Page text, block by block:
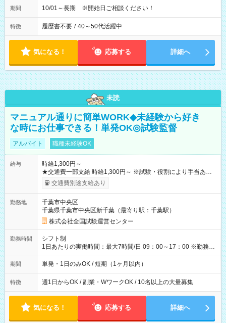
期間 10/01～長期 ※開始日ご相談ください！
特徴 履歴書不要 / 40～50代活躍中
気になる！ 応募する 詳細へ
未読
マニュアル通りに簡単WORK◆未経験から好き
な時にお仕事できる！単発OK◎試験監督
アルバイト 職種未経験OK
給与
時給1,300円～
★交通費一部支給 時給1,300円～ ※試験・役割により手当あり
※勤務回数により昇給あり 【即給（前払い）オプションあ
り！】 希望される場合、勤務から1週間ほどで給与の一部を受け
例】 ・河合塾模擬試験 8:30～17:30（休憩1時間） 時給1,300円
×8時間＝日収10,400円＋交通費 ※当日の役割により時給＋100
円の場合あり ・国家試験 7:00～13:30（休憩なし） 時給1,300
円（役割手当＋100円）×6時間＝日収8,400円＋交通費 【試用期
間】試用期間なし
交通費別途支給あり
勤務地
千葉市中央区
千葉県千葉市中央区新千葉（最寄り駅：千葉駅）
株式会社全国試験運営センター
勤務時間
シフト制
1日あたりの実働時間：最大7時間/日 09：00～17：00 ※勤務時
間は 試験により異なります。
期間 単発・1日のみOK / 短期（1ヶ月以内）
特徴 週1日からOK / 副業・WワークOK / 10名以上の大量募集
気になる！ 応募する 詳細へ